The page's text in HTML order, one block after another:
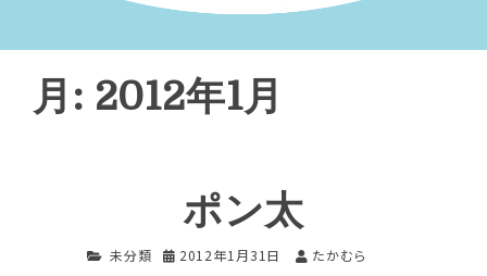
月: 2012年1月
ポン太
未分類 2012年1月31日 たかむら